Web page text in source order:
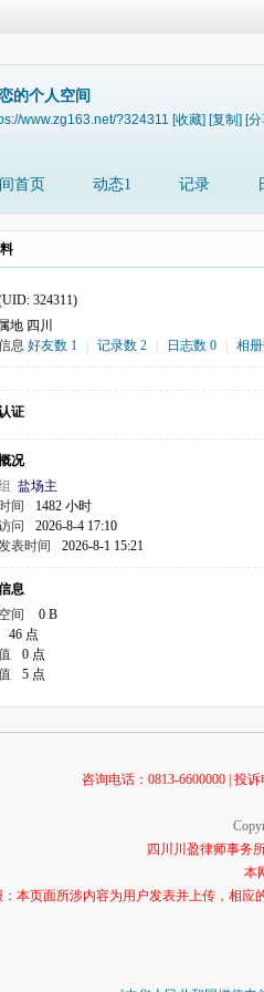
的个人空间
www.zg163.net/?324311 [收藏] [复制] [分
首页 动态1 记录
324311)
地 四川
息 好友数 1 记录数 2 日志数 0 相
证
况
盐场主
间
1482 小时
问
2026-8-4 17:10
表时间
2026-8-1 15:21
息
间
0 B
46 点
0 点
5 点
咨询电话：0813-6600000 | 投
四川川盈律师事务
本
本页面所涉内容为用户发表并上传，相应